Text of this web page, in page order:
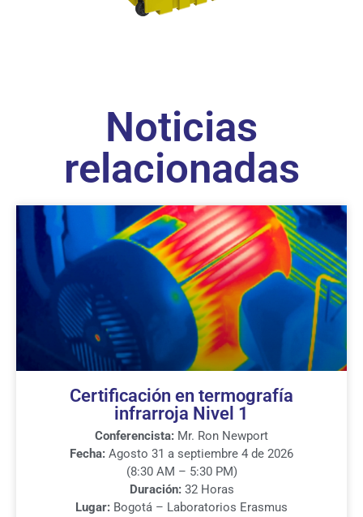
Noticias
relacionadas
Certificación en termografía
infrarroja Nivel 1
Conferencista: Mr. Ron Newport
Fecha: Agosto 31 a septiembre 4 de 2026
(8:30 AM – 5:30 PM)
Duración:32 Horas
Lugar: Bogotá – Laboratorios Erasmus